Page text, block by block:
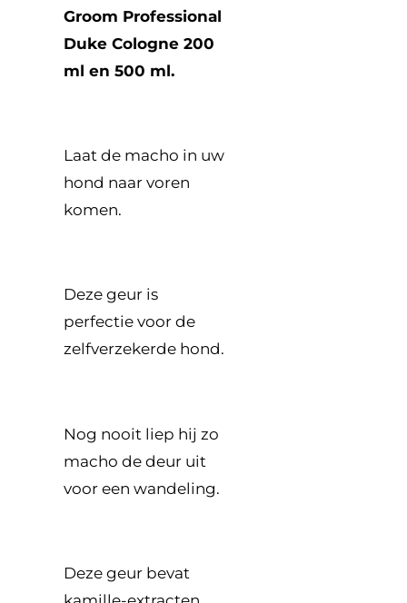
Groom Professional
Duke Cologne 200
ml en 500 ml.
Laat de macho in uw
hond naar voren
komen.
Deze geur is
perfectie voor de
zelfverzekerde hond.
Nog nooit liep hij zo
macho de deur uit
voor een wandeling.
Deze geur bevat